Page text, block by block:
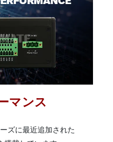
マンス
ズに最近追加された